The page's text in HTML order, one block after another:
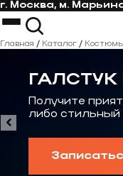
Перейти к контенту
г. Москва, м.
Костюмы
Костюм на свадьбу
Casual костюм
Костюмы на
Главная / Каталог /
Получите
либо стильный